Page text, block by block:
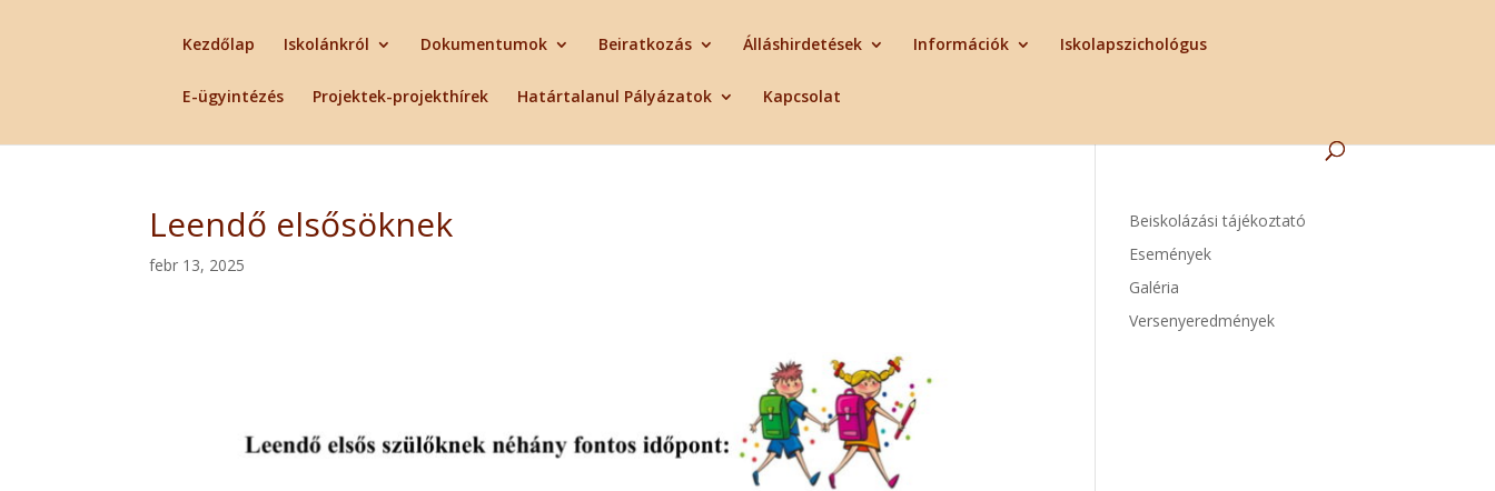
Kezdőlap Iskolánkról Dokumentumok Beiratkozás Álláshirdetések Információk Iskolapszichológus
E-ügyintézés Projektek-projekthírek Határtalanul Pályázatok Kapcsolat
Leendő elsősöknek
febr 13, 2025
Beiskolázási tájékoztató
Események
Galéria
Versenyeredmények